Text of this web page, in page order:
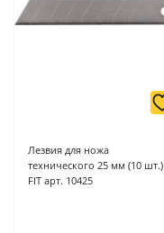
Лезвия для ножа
технического 25 мм (10 шт.)
FIT арт. 10425